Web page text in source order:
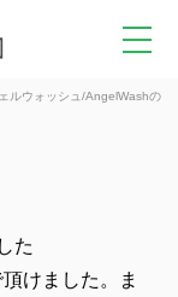
ルウォッシュ/AngelWashの
た
けました。ま